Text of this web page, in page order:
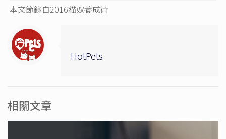
本文節錄自2016貓奴養成術
HotPets
相關文章